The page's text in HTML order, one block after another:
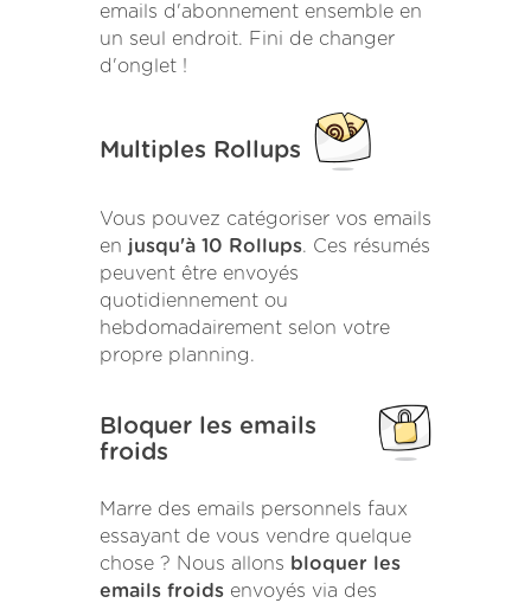
emails d'abonnement ensemble en
un seul endroit. Fini de changer
d'onglet !
Multiples Rollups
Vous pouvez catégoriser vos emails
en jusqu'à 10 Rollups. Ces résumés
peuvent être envoyés
quotidiennement ou
hebdomadairement selon votre
propre planning.
Bloquer les emails
froids
Marre des emails personnels faux
essayant de vous vendre quelque
chose ? Nous allons bloquer les
emails froids envoyés via des